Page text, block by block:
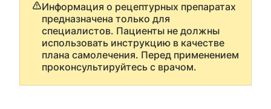
Информация о рецептурных препаратах
предназначена только для
специалистов. Пациенты не должны
использовать инструкцию в качестве
плана самолечения. Перед применением
проконсультируйтесь с врачом.